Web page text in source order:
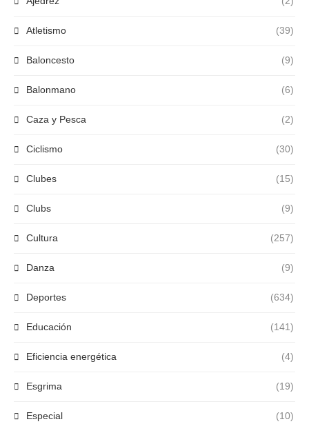
Atletismo (39)
Baloncesto (9)
Balonmano (6)
Caza y Pesca (2)
Ciclismo (30)
Clubes (15)
Clubs (9)
Cultura (257)
Danza (9)
Deportes (634)
Educación (141)
Eficiencia energética (4)
Esgrima (19)
Especial (10)